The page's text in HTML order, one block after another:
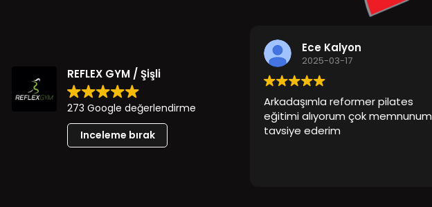
REFLEX GYM / Şişli
273 Google değerlendirme
Inceleme bırak
Ece Kalyon
2025-03-17
Arkadaşımla reformer pilates
eğitimi alıyorum çok memnunum
tavsiye ederim